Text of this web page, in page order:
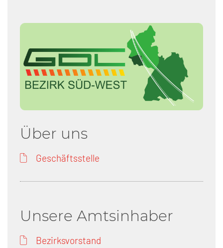
Über uns
Geschäftsstelle
Unsere Amtsinhaber
Bezirksvorstand